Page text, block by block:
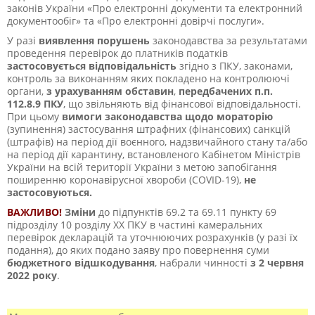
законів України «Про електронні документи та електронний
документообіг» та «Про електронні довірчі послуги».
У разі виявлення порушень законодавства за результатами
проведення перевірок до платників податків
застосовується відповідальність згідно з ПКУ, законами,
контроль за виконанням яких покладено на контролюючі
органи, з урахуванням обставин, передбачених п.п.
112.8.9 ПКУ, що звільняють від фінансової відповідальності.
При цьому вимоги законодавства щодо мораторію
(зупинення) застосування штрафних (фінансових) санкцій
(штрафів) на період дії воєнного, надзвичайного стану та/або
на період дії карантину, встановленого Кабінетом Міністрів
України на всій території України з метою запобігання
поширенню коронавірусної хвороби (СОVID-19), не
застосовуються.
ВАЖЛИВО! Зміни до підпунктів 69.2 та 69.11 пункту 69
підрозділу 10 розділу ХХ ПКУ в частині камеральних
перевірок декларацій та уточнюючих розрахунків (у разі їх
подання), до яких подано заяву про повернення суми
бюджетного відшкодування, набрали чинності з 2 червня
2022 року.